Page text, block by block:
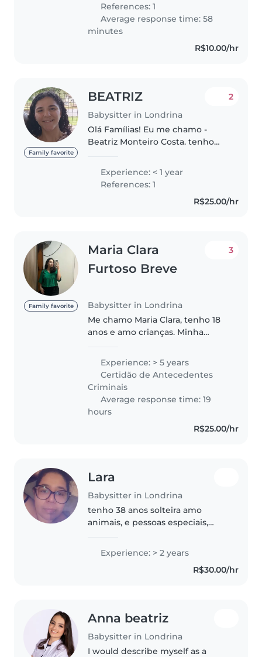
References: 1
Average response time: 58
minutes
R$10.00/hr
Family favorite
BEATRIZ
Babysitter in Londrina
2
Olá Famílias! Eu me chamo -
Beatriz Monteiro Costa. tenho
sim sou de menor. já cuidei de 3
crianças sozinha, então fiquem
Experience: < 1 year
References: 1
R$25.00/hr
Family favorite
Maria Clara
Furtoso Breve
Babysitter in Londrina
3
Me chamo Maria Clara, tenho 18
anos e amo crianças. Minha
infância cuidando das minhas
irmãs. Mais tarde, fui babá free
lancer e também trabalhei
Experience: > 5 years
Certidão de Antecedentes
Criminais
Average response time: 19
hours
R$25.00/hr
Lara
Babysitter in Londrina
tenho 38 anos solteira amo
animais, e pessoas especiais,
bombeiro civil ( que inclui
primeiros socorros ),sou
responsável,amo desenhos (
Experience: > 2 years
R$30.00/hr
Anna beatriz
Babysitter in Londrina
I would describe myself as a